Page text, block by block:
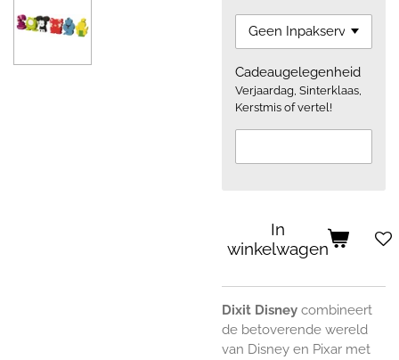
Cadeaugelegenheid
Verjaardag, Sinterklaas,
Kerstmis of vertel!
In
winkelwagen
Dixit Disney combineert
de betoverende wereld
van Disney en Pixar met